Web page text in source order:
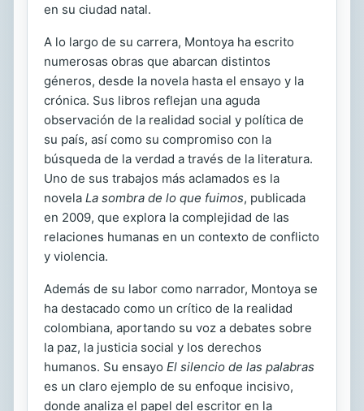
en su ciudad natal.
A lo largo de su carrera, Montoya ha escrito
numerosas obras que abarcan distintos
géneros, desde la novela hasta el ensayo y la
crónica. Sus libros reflejan una aguda
observación de la realidad social y política de
su país, así como su compromiso con la
búsqueda de la verdad a través de la literatura.
Uno de sus trabajos más aclamados es la
novela La sombra de lo que fuimos, publicada
en 2009, que explora la complejidad de las
relaciones humanas en un contexto de conflicto
y violencia.
Además de su labor como narrador, Montoya se
ha destacado como un crítico de la realidad
colombiana, aportando su voz a debates sobre
la paz, la justicia social y los derechos
humanos. Su ensayo El silencio de las palabras
es un claro ejemplo de su enfoque incisivo,
donde analiza el papel del escritor en la